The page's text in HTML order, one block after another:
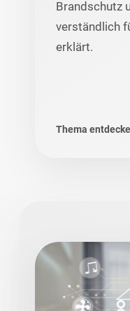
Brandschutz
verständlich
erklärt.
Thema